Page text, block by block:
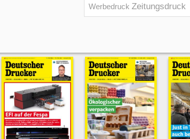
Werbedruck Zeitungsdruck